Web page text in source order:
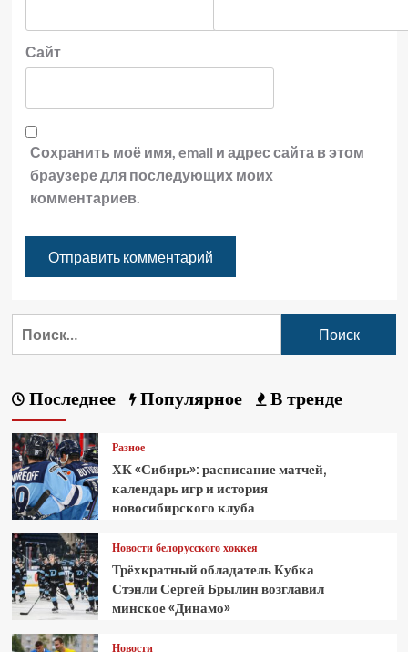
Сайт
Сохранить моё имя, email и адрес сайта в этом
браузере для последующих моих
комментариев.
Последнее Популярное В тренде
Разное
ХК «Сибирь»: расписание матчей,
календарь игр и история
новосибирского клуба
Новости белорусского хоккея
Трёхкратный обладатель Кубка
Стэнли Сергей Брылин возглавил
минское «Динамо»
Новости